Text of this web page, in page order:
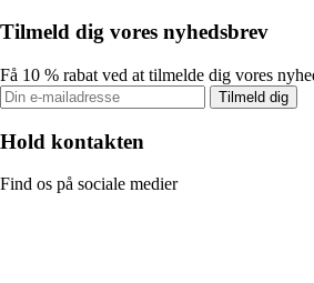
Tilmeld dig vores nyhedsbrev
Få 10 % rabat ved at tilmelde dig vores
Tilmeld dig
Hold kontakten
Find os på sociale medier